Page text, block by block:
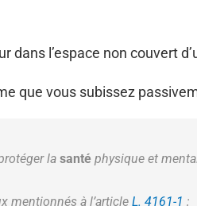
dans l’espace non couvert
que vous subissez
la santé physique et
mentionnés à l’article L. 4161-1 ;